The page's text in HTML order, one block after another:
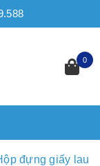
0
đựng giấy lau